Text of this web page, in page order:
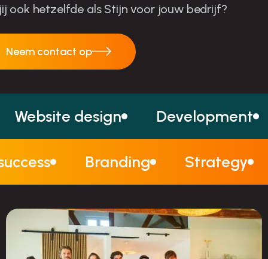
ook hetzelfde als Stijn voor jouw bedrijf?
Neem contact op
Neem contact op
Website design Development
Branding Strategy